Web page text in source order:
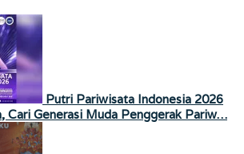
Putri Pariwisata Indonesia 2026
Cari Generasi Muda Penggerak Pariw…